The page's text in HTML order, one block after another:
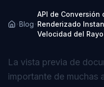
Blog
API de Conversión
Renderizado
Velocidad del Rayo
La vista previa de
importante de muchas